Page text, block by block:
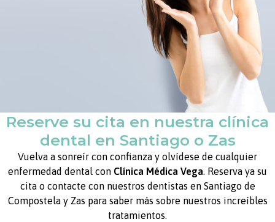
Reserve su cita en nuestra clínica
dental en Santiago o Zas
Vuelva a sonreír con confianza y olvídese de cualquier
enfermedad dental con Clínica Médica Vega. Reserva ya su
cita o contacte con nuestros dentistas en Santiago de
Compostela y Zas para saber más sobre nuestros increíbles
tratamientos.